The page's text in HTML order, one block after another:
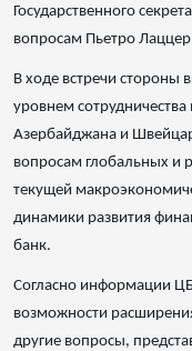
Государственного
вопросам Пьетро
В ходе встречи стороны
уровнем
Азербайджана и
вопросам глобальных и
текущей
динамики развития
банк.
Согласно информации
возможности
другие вопросы,